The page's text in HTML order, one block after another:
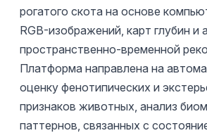
рогатого скота на основе
RGB-изображений, карт глубин и
пространственно-временной
Платформа направлена на
оценку фенотипических и
признаков животных, анализ
паттернов, связанных с